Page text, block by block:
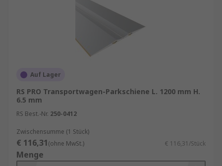
Auf Lager
RS PRO Transportwagen-Parkschiene L. 1200 mm H.
6.5 mm
RS Best.-Nr. 250-0412
Zwischensumme (1 Stück)
€ 116,31(ohne MwSt.) € 116,31/Stück
Menge